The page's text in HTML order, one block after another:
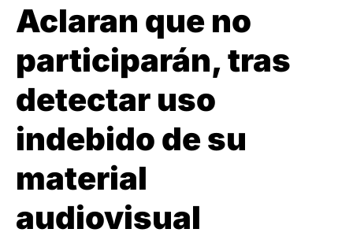
Aclaran que no
participarán, tras
detectar uso
indebido de su
material
audiovisual